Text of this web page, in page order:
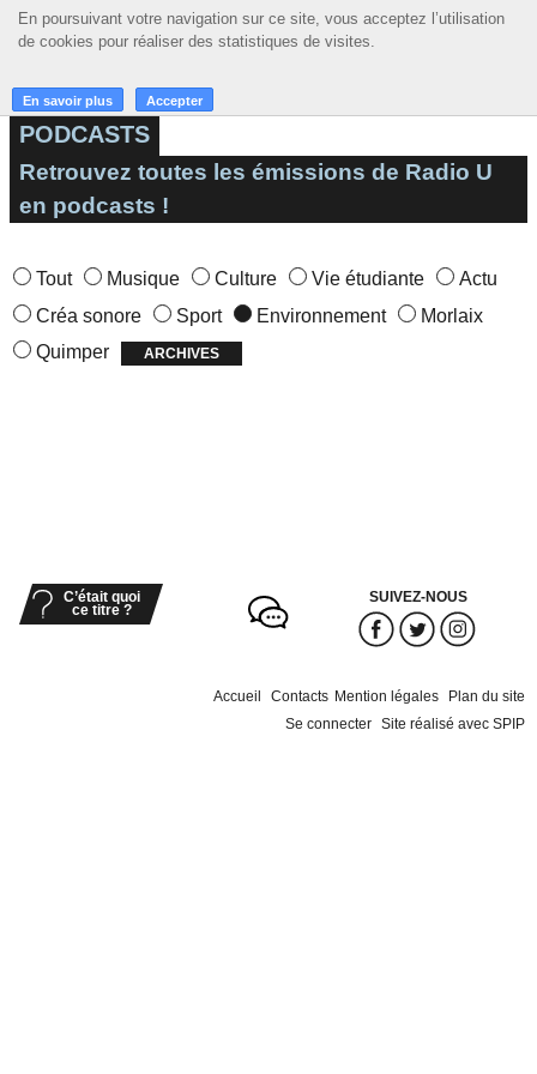
En poursuivant votre navigation sur ce site, vous acceptez l’utilisation
de cookies pour réaliser des statistiques de visites.
En savoir plus Accepter
En poursuivant votre navigation sur ce site, vous acceptez l’utilisation
de cookies pour réaliser des statistiques de visites.
En savoir plus Accepter
☰ MENU
ACCUEIL
A LA UNE
PODCASTS
ACTIONS
PODCASTS
Retrouvez toutes les émissions de Radio U
en podcasts !
Tout Musique Culture Vie étudiante
Actu
Créa sonore
Sport Environnement
Morlaix
Quimper
ARCHIVES
C’était quoi
ce titre ?
SUIVEZ-NOUS
Accueil Contacts Mention légales
Plan du site
Se connecter Site réalisé avec SPIP